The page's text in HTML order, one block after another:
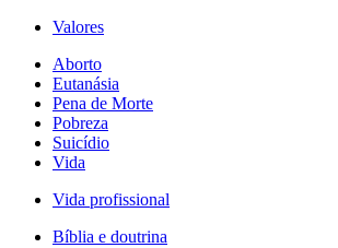
Valores
Aborto
Eutanásia
Pena de Morte
Pobreza
Suicídio
Vida
Vida profissional
Bíblia e doutrina